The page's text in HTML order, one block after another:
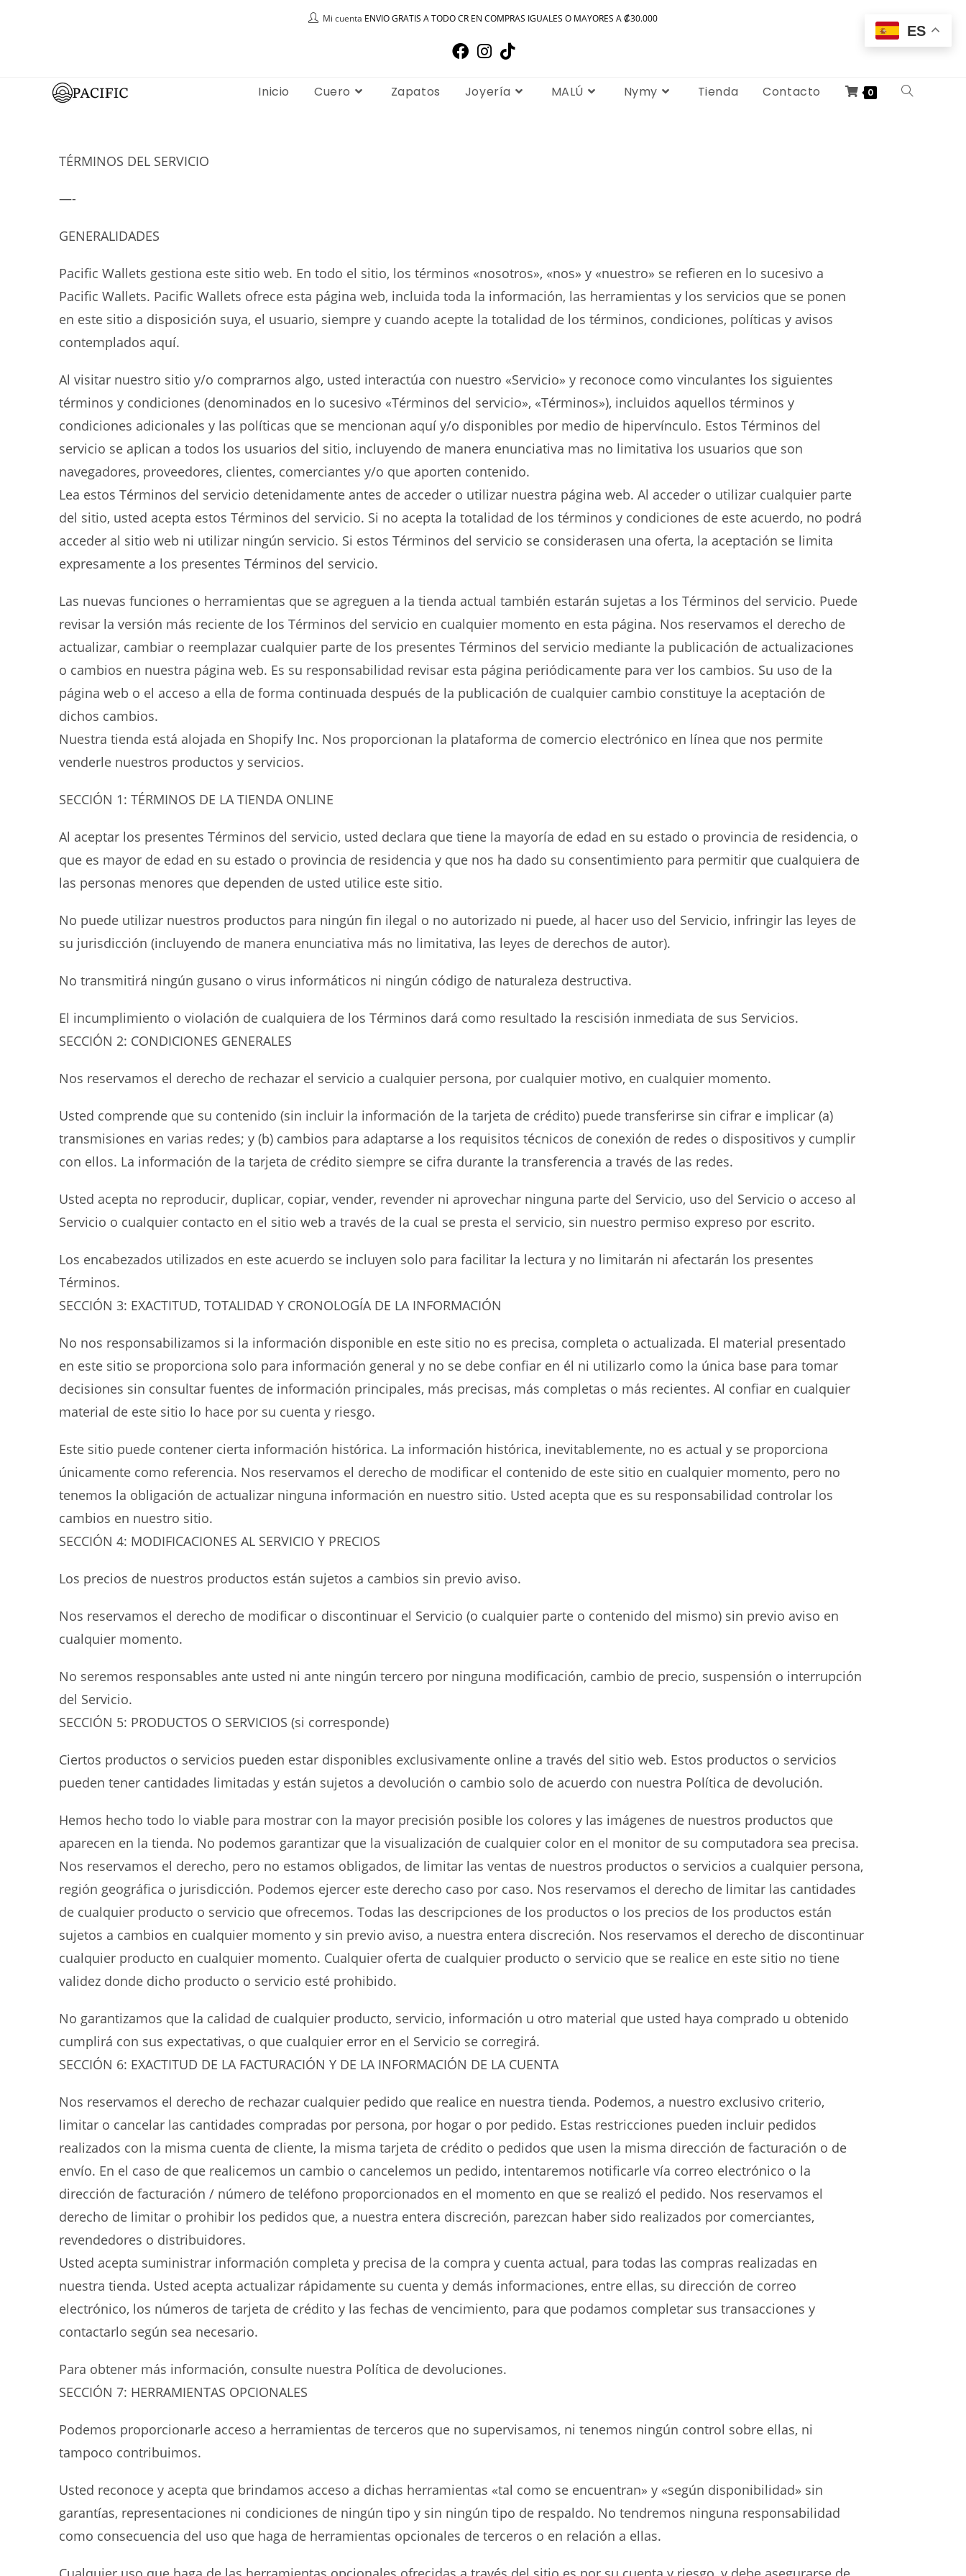
Mi cuenta ENVIO GRATIS A TODO CR EN COMPRAS IGUALES O MAYORES A ₡30.000
Inicio Cuero Zapatos Joyería MALÚ Nymy Tienda Contacto 0
TÉRMINOS DEL SERVICIO
—-
GENERALIDADES
Pacific Wallets gestiona este sitio web. En todo el sitio, los términos «nosotros», «nos» y «nuestro» se refieren en lo sucesivo a
Pacific Wallets. Pacific Wallets ofrece esta página web, incluida toda la información, las herramientas y los servicios que se ponen
en este sitio a disposición suya, el usuario, siempre y cuando acepte la totalidad de los términos, condiciones, políticas y avisos
contemplados aquí.
Al visitar nuestro sitio y/o comprarnos algo, usted interactúa con nuestro «Servicio» y reconoce como vinculantes los siguientes
términos y condiciones (denominados en lo sucesivo «Términos del servicio», «Términos»), incluidos aquellos términos y
condiciones adicionales y las políticas que se mencionan aquí y/o disponibles por medio de hipervínculo. Estos Términos del
servicio se aplican a todos los usuarios del sitio, incluyendo de manera enunciativa mas no limitativa los usuarios que son
navegadores, proveedores, clientes, comerciantes y/o que aporten contenido.
Lea estos Términos del servicio detenidamente antes de acceder o utilizar nuestra página web. Al acceder o utilizar cualquier parte
del sitio, usted acepta estos Términos del servicio. Si no acepta la totalidad de los términos y condiciones de este acuerdo, no podrá
acceder al sitio web ni utilizar ningún servicio. Si estos Términos del servicio se considerasen una oferta, la aceptación se limita
expresamente a los presentes Términos del servicio.
Las nuevas funciones o herramientas que se agreguen a la tienda actual también estarán sujetas a los Términos del servicio. Puede
revisar la versión más reciente de los Términos del servicio en cualquier momento en esta página. Nos reservamos el derecho de
actualizar, cambiar o reemplazar cualquier parte de los presentes Términos del servicio mediante la publicación de actualizaciones
o cambios en nuestra página web. Es su responsabilidad revisar esta página periódicamente para ver los cambios. Su uso de la
página web o el acceso a ella de forma continuada después de la publicación de cualquier cambio constituye la aceptación de
dichos cambios.
Nuestra tienda está alojada en Shopify Inc. Nos proporcionan la plataforma de comercio electrónico en línea que nos permite
venderle nuestros productos y servicios.
SECCIÓN 1: TÉRMINOS DE LA TIENDA ONLINE
Al aceptar los presentes Términos del servicio, usted declara que tiene la mayoría de edad en su estado o provincia de residencia, o
que es mayor de edad en su estado o provincia de residencia y que nos ha dado su consentimiento para permitir que cualquiera de
las personas menores que dependen de usted utilice este sitio.
No puede utilizar nuestros productos para ningún fin ilegal o no autorizado ni puede, al hacer uso del Servicio, infringir las leyes de
su jurisdicción (incluyendo de manera enunciativa más no limitativa, las leyes de derechos de autor).
No transmitirá ningún gusano o virus informáticos ni ningún código de naturaleza destructiva.
El incumplimiento o violación de cualquiera de los Términos dará como resultado la rescisión inmediata de sus Servicios.
SECCIÓN 2: CONDICIONES GENERALES
Nos reservamos el derecho de rechazar el servicio a cualquier persona, por cualquier motivo, en cualquier momento.
Usted comprende que su contenido (sin incluir la información de la tarjeta de crédito) puede transferirse sin cifrar e implicar (a)
transmisiones en varias redes; y (b) cambios para adaptarse a los requisitos técnicos de conexión de redes o dispositivos y cumplir
con ellos. La información de la tarjeta de crédito siempre se cifra durante la transferencia a través de las redes.
Usted acepta no reproducir, duplicar, copiar, vender, revender ni aprovechar ninguna parte del Servicio, uso del Servicio o acceso al
Servicio o cualquier contacto en el sitio web a través de la cual se presta el servicio, sin nuestro permiso expreso por escrito.
Los encabezados utilizados en este acuerdo se incluyen solo para facilitar la lectura y no limitarán ni afectarán los presentes
Términos.
SECCIÓN 3: EXACTITUD, TOTALIDAD Y CRONOLOGÍA DE LA INFORMACIÓN
No nos responsabilizamos si la información disponible en este sitio no es precisa, completa o actualizada. El material presentado
en este sitio se proporciona solo para información general y no se debe confiar en él ni utilizarlo como la única base para tomar
decisiones sin consultar fuentes de información principales, más precisas, más completas o más recientes. Al confiar en cualquier
material de este sitio lo hace por su cuenta y riesgo.
Este sitio puede contener cierta información histórica. La información histórica, inevitablemente, no es actual y se proporciona
únicamente como referencia. Nos reservamos el derecho de modificar el contenido de este sitio en cualquier momento, pero no
tenemos la obligación de actualizar ninguna información en nuestro sitio. Usted acepta que es su responsabilidad controlar los
cambios en nuestro sitio.
SECCIÓN 4: MODIFICACIONES AL SERVICIO Y PRECIOS
Los precios de nuestros productos están sujetos a cambios sin previo aviso.
Nos reservamos el derecho de modificar o discontinuar el Servicio (o cualquier parte o contenido del mismo) sin previo aviso en
cualquier momento.
No seremos responsables ante usted ni ante ningún tercero por ninguna modificación, cambio de precio, suspensión o interrupción
del Servicio.
SECCIÓN 5: PRODUCTOS O SERVICIOS (si corresponde)
Ciertos productos o servicios pueden estar disponibles exclusivamente online a través del sitio web. Estos productos o servicios
pueden tener cantidades limitadas y están sujetos a devolución o cambio solo de acuerdo con nuestra Política de devolución.
Hemos hecho todo lo viable para mostrar con la mayor precisión posible los colores y las imágenes de nuestros productos que
aparecen en la tienda. No podemos garantizar que la visualización de cualquier color en el monitor de su computadora sea precisa.
Nos reservamos el derecho, pero no estamos obligados, de limitar las ventas de nuestros productos o servicios a cualquier persona,
región geográfica o jurisdicción. Podemos ejercer este derecho caso por caso. Nos reservamos el derecho de limitar las cantidades
de cualquier producto o servicio que ofrecemos. Todas las descripciones de los productos o los precios de los productos están
sujetos a cambios en cualquier momento y sin previo aviso, a nuestra entera discreción. Nos reservamos el derecho de discontinuar
cualquier producto en cualquier momento. Cualquier oferta de cualquier producto o servicio que se realice en este sitio no tiene
validez donde dicho producto o servicio esté prohibido.
No garantizamos que la calidad de cualquier producto, servicio, información u otro material que usted haya comprado u obtenido
cumplirá con sus expectativas, o que cualquier error en el Servicio se corregirá.
SECCIÓN 6: EXACTITUD DE LA FACTURACIÓN Y DE LA INFORMACIÓN DE LA CUENTA
Nos reservamos el derecho de rechazar cualquier pedido que realice en nuestra tienda. Podemos, a nuestro exclusivo criterio,
limitar o cancelar las cantidades compradas por persona, por hogar o por pedido. Estas restricciones pueden incluir pedidos
realizados con la misma cuenta de cliente, la misma tarjeta de crédito o pedidos que usen la misma dirección de facturación o de
envío. En el caso de que realicemos un cambio o cancelemos un pedido, intentaremos notificarle vía correo electrónico o la
dirección de facturación / número de teléfono proporcionados en el momento en que se realizó el pedido. Nos reservamos el
derecho de limitar o prohibir los pedidos que, a nuestra entera discreción, parezcan haber sido realizados por comerciantes,
revendedores o distribuidores.
Usted acepta suministrar información completa y precisa de la compra y cuenta actual, para todas las compras realizadas en
nuestra tienda. Usted acepta actualizar rápidamente su cuenta y demás informaciones, entre ellas, su dirección de correo
electrónico, los números de tarjeta de crédito y las fechas de vencimiento, para que podamos completar sus transacciones y
contactarlo según sea necesario.
Para obtener más información, consulte nuestra Política de devoluciones.
SECCIÓN 7: HERRAMIENTAS OPCIONALES
Podemos proporcionarle acceso a herramientas de terceros que no supervisamos, ni tenemos ningún control sobre ellas, ni
tampoco contribuimos.
Usted reconoce y acepta que brindamos acceso a dichas herramientas «tal como se encuentran» y «según disponibilidad» sin
garantías, representaciones ni condiciones de ningún tipo y sin ningún tipo de respaldo. No tendremos ninguna responsabilidad
como consecuencia del uso que haga de herramientas opcionales de terceros o en relación a ellas.
ES